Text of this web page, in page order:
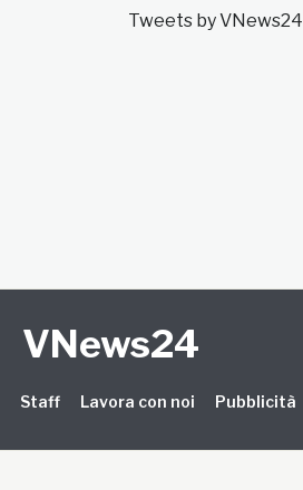
Tweets by VNews24
VNews24
Staff Lavora con noi Pubblicità